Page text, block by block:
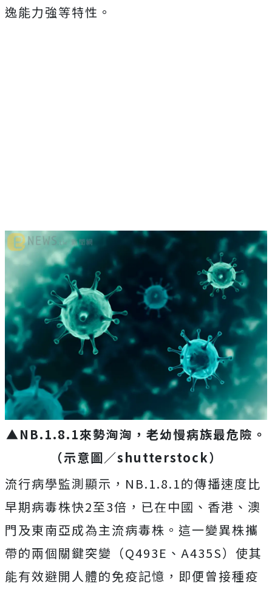
逸能力強等特性。
▲NB.1.8.1來勢洶洶，老幼慢病族最危險。
（示意圖／shutterstock）
流行病學監測顯示，NB.1.8.1的傳播速度比
早期病毒株快2至3倍，已在中國、香港、澳
門及東南亞成為主流病毒株。這一變異株攜
帶的兩個關鍵突變（Q493E、A435S）使其
能有效避開人體的免疫記憶，即便曾接種疫